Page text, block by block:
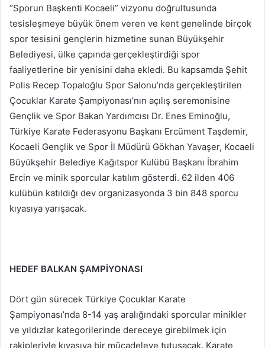
“Sporun Başkenti Kocaeli” vizyonu doğrultusunda
tesisleşmeye büyük önem veren ve kent genelinde birçok
spor tesisini gençlerin hizmetine sunan Büyükşehir
Belediyesi, ülke çapında gerçekleştirdiği spor
faaliyetlerine bir yenisini daha ekledi. Bu kapsamda Şehit
Polis Recep Topaloğlu Spor Salonu’nda gerçekleştirilen
Çocuklar Karate Şampiyonası’nın açılış seremonisine
Gençlik ve Spor Bakan Yardımcısı Dr. Enes Eminoğlu,
Türkiye Karate Federasyonu Başkanı Ercüment Taşdemir,
Kocaeli Gençlik ve Spor İl Müdürü Gökhan Yavaşer, Kocaeli
Büyükşehir Belediye Kağıtspor Kulübü Başkanı İbrahim
Ercin ve minik sporcular katılım gösterdi. 62 ilden 406
kulübün katıldığı dev organizasyonda 3 bin 848 sporcu
kıyasıya yarışacak.
HEDEF BALKAN ŞAMPİYONASI
Dört gün sürecek Türkiye Çocuklar Karate
Şampiyonası’nda 8-14 yaş aralığındaki sporcular minikler
ve yıldızlar kategorilerinde dereceye girebilmek için
rakipleriyle kıyasıya bir mücadeleye tutuşacak. Karate